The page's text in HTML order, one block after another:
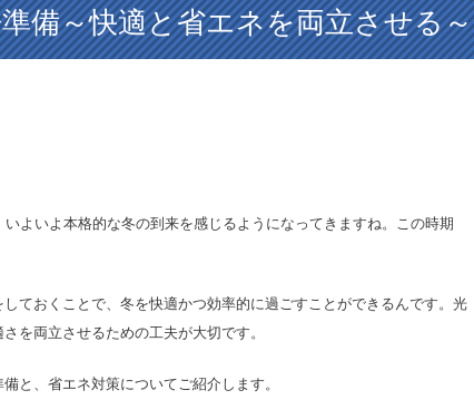
備～快適と省エネを両立させる～
よいよ本格的な冬の到来を感じるようになってきますね。この時期
ておくことで、冬を快適かつ効率的に過ごすことができるんです。光
を両立させるための工夫が大切です。
と、省エネ対策についてご紹介します。